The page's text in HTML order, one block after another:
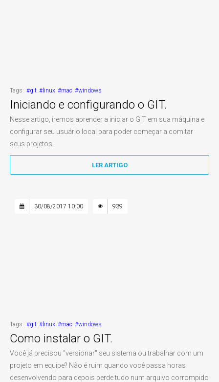
Tags: #git #linux #mac #windows
Iniciando e configurando o GIT.
Nesse artigo, iremos aprender a iniciar o GIT em sua máquina e
configurar seu usuário local para poder começar a comitar
seus projetos.
LER ARTIGO
30/08/2017 10:00 939
Tags: #git #linux #mac #windows
Como instalar o GIT.
Você já precisou "versionar" seu sistema ou trabalhar com um
projeto em equipe? Não é ruim quando você passa horas
desenvolvendo para depois perde tudo num arquivo corrompido